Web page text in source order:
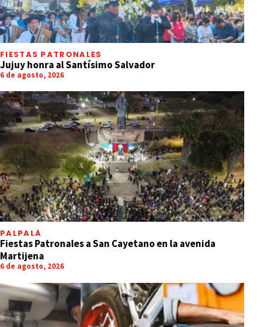
FIESTAS PATRONALES
Jujuy honra al Santísimo Salvador
6 de agosto, 2026
PALPALÁ
Fiestas Patronales a San Cayetano en la avenida
Martijena
6 de agosto, 2026